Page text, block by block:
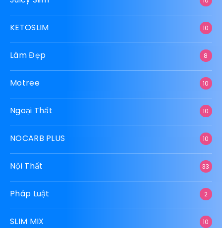
KETOSLIM 10
Làm Đẹp 8
Motree 10
Ngoại Thất 10
NOCARB PLUS 10
Nội Thất 33
Pháp Luật 2
SLIM MIX 10